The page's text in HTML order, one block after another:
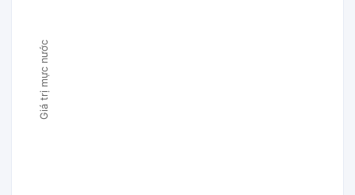
Giá trị mực nước